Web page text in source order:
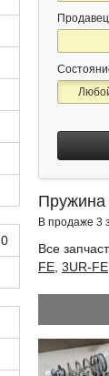
Продавец
Пружина
В продаже 3
Все
FE 3UR-FE
0